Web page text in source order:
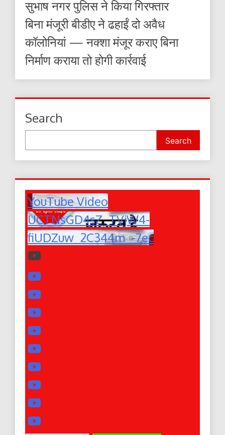
सुभाष नगर पुलिस ने किया गिरफ्तार
बिना मंजूरी बीडीए ने ढहाईं दो अवैध
कॉलोनियां — नक्शा मंजूर कराए बिना
निर्माण कराया तो होगी कार्रवाई
Search
Search
YouTube Video
UCTNsGD4sZ_TVjW4-
fiUDZuw_2C344m_-7ec